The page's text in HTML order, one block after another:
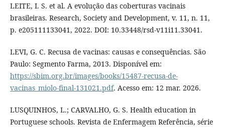
LEITE, I. S. et al. A evolução das coberturas vacinais
brasileiras. Research, Society and Development, v. 11, n. 11,
p. e205111133041, 2022. DOI: 10.33448/rsd-v11i11.33041.
LEVI, G. C. Recusa de vacinas: causas e consequências. São
Paulo: Segmento Farma, 2013. Disponível em:
https://sbim.org.br/images/books/15487-recusa-de-
vacinas_miolo-final-131021.pdf. Acesso em: 12 mar. 2026.
LUSQUINHOS, L.; CARVALHO, G. S. Health education in
Portuguese schools. Revista de Enfermagem Referência, série